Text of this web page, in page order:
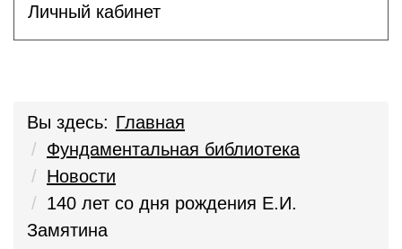
Личный кабинет
Вы здесь: Главная
Фундаментальная библиотека
Новости
140 лет со дня рождения Е.И.
Замятина